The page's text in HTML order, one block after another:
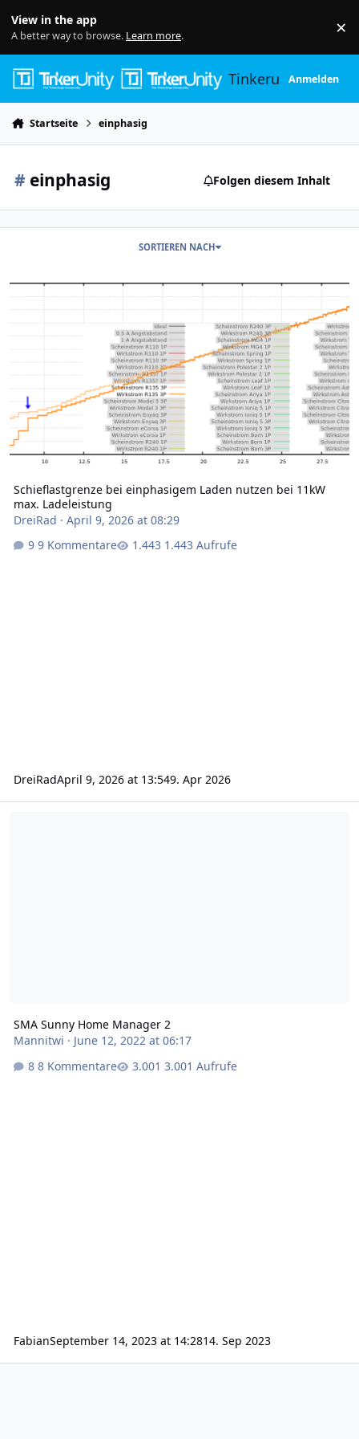
View in the app
A better way to browse. Learn more. ×
TinkerunityAnmelden
Startseite einphasig
# einphasig Folgen diesem Inhalt
SORTIEREN NACH
Schieflastgrenze bei einphasigem Laden nutzen bei 11kW
max. Ladeleistung
DreiRad · April 9, 2026 at 08:29
9 Kommentare
1.443 Aufrufe
DreiRadApril 9, 2026 at 13:549. Apr 2026
SMA Sunny Home Manager 2
Mannitwi · June 12, 2022 at 06:17
8 Kommentare
3.001 Aufrufe
FabianSeptember 14, 2023 at 14:2814. Sep 2023